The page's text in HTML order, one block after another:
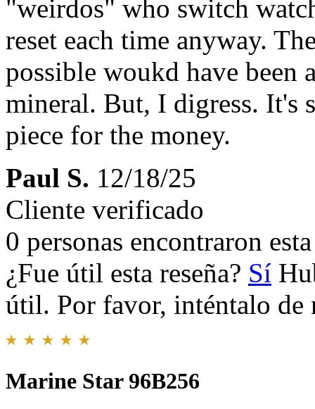
"weirdos" who switch
reset each time anyway.
possible woukd have been
mineral. But, I digress. It's
piece for the money.
Paul S. 12/18/25
Cliente verificado
0 personas encontraron
¿Fue útil esta reseña? Sí
útil. Por favor, inténtalo de
Marine Star 96B256